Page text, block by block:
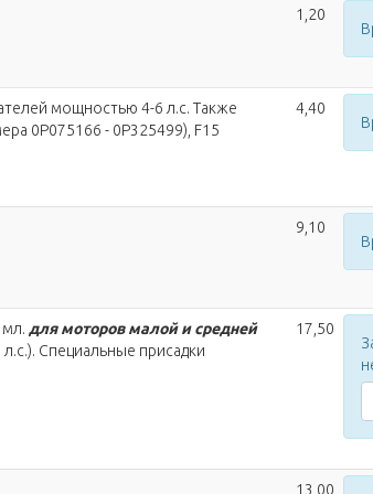
1,20
мощностью 4-6 л.с. Также
0P075166 - 0P325499), F15
4,40
9,10
для моторов малой и средней
Специальные присадки
17,50
13,00